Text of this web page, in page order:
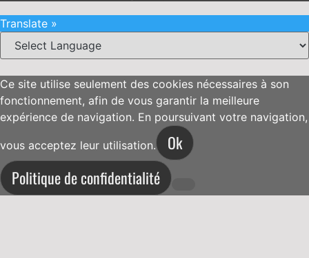
Translate »
Ce site utilise seulement des cookies nécessaires à son
fonctionnement, afin de vous garantir la meilleure
expérience de navigation. En poursuivant votre navigation,
vous acceptez leur utilisation.
Ok
Politique de confidentialité